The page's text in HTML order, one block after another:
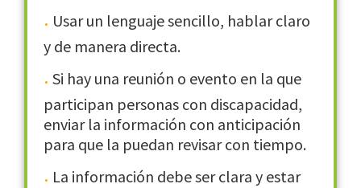
Usar un lenguaje sencillo, hablar claro
y de manera directa.
Si hay una reunión o evento en la que
participan personas con discapacidad,
enviar la información con anticipación
para que la puedan revisar con tiempo.
La información debe ser clara y estar